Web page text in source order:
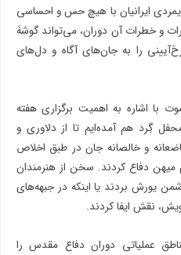
ایرانیان با هیچ حس و احساسی
و خطرات آن دوران، می‌تواند گوشۀ
را به جان‌های آگاه و دل‌های
با اشاره به اهمیت برگزاری هفته
گِرد هم آمده‌ایم تا از دلاوری و
و خالصانه جان در طبق اخلاص
میهن دفاع کردند. سخن از هنرمندان
یورش بردند یا اینکه در جبهه‌های
نقش ایفا کردند.
عملیاتی دوران دفاع مقدس را